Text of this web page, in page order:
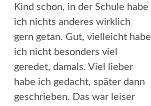
Kind schon, in der Schule habe
ich nichts anderes wirklich
gern getan. Gut, vielleicht habe
ich nicht besonders viel
geredet, damals. Viel lieber
habe ich gedacht, später dann
geschrieben. Das war leiser